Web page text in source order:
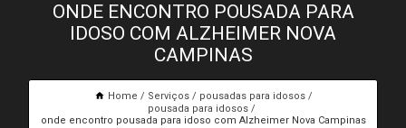
ONDE ENCONTRO POUSADA PARA
IDOSO COM ALZHEIMER NOVA
CAMPINAS
Home Serviços
pousadas para idosos
pousada para idosos
onde encontro pousada para idoso com Alzheimer Nova Campinas